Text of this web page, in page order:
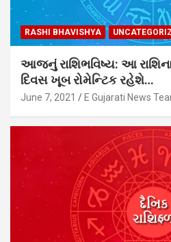
RASHI BHAVISHYA
આજનું રાશિભવિષ્ય: આ
દિવસ ખૂબ રોમેન્ટિક રહેશે…
June 7, 2021 E Gujarati News